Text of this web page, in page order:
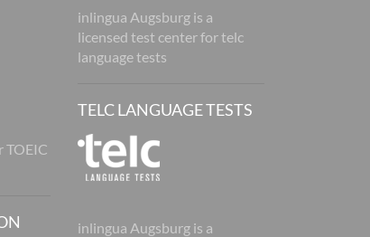
TOEIC
inlingua Augsburg is a
licensed test center for telc
language tests
TELC LANGUAGE TESTS
inlingua Augsburg is a